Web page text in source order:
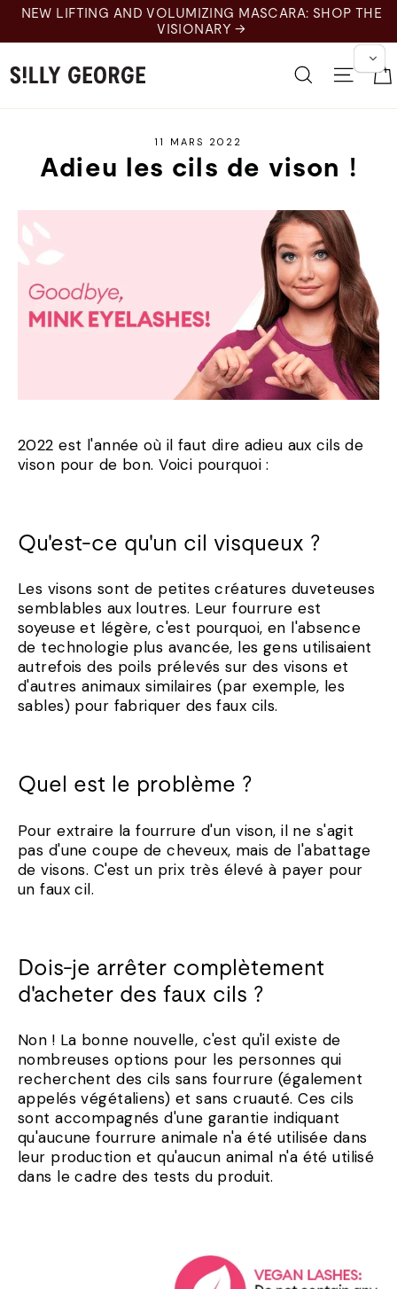
Skip
content
NEW LIFTING AND VOLUMIZING MASCARA: SHOP THE
VISIONARY →
Recherche
11 MARS 2022
Adieu les cils de vison !
2022 est l'année où il faut dire adieu aux cils de
vison pour de bon. Voici pourquoi :
Qu'est-ce qu'un cil visqueux ?
Les visons sont de petites créatures duveteuses
semblables aux loutres. Leur fourrure est
soyeuse et légère, c'est pourquoi, en l'absence
de technologie plus avancée, les gens utilisaient
autrefois des poils prélevés sur des visons et
d'autres animaux similaires (par exemple, les
sables) pour fabriquer des faux cils.
Quel est le problème ?
Pour extraire la fourrure d'un vison, il ne s'agit
pas d'une coupe de cheveux, mais de l'abattage
de visons. C'est un prix très élevé à payer pour
un faux cil.
Dois-je arrêter complètement
d'acheter des faux cils ?
Non ! La bonne nouvelle, c'est qu'il existe de
nombreuses options pour les personnes qui
recherchent des cils sans fourrure (également
appelés végétaliens) et sans cruauté. Ces cils
sont accompagnés d'une garantie indiquant
qu'aucune fourrure animale n'a été utilisée dans
leur production et qu'aucun animal n'a été utilisé
dans le cadre des tests du produit.